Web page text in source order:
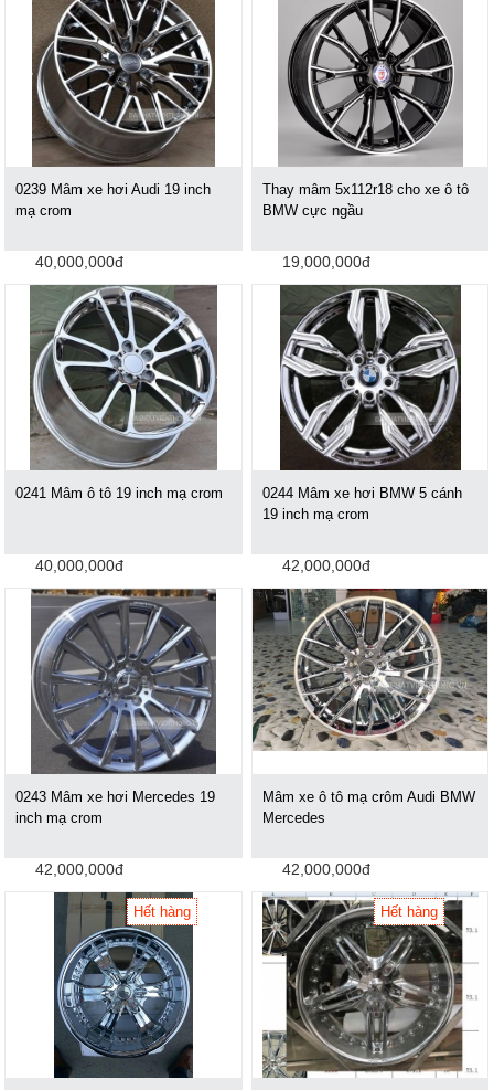
0239 Mâm xe hơi Audi 19 inch
mạ crom
40,000,000đ
Thay mâm 5x112r18 cho xe ô tô
BMW cực ngầu
19,000,000đ
0241 Mâm ô tô 19 inch mạ crom
40,000,000đ
0244 Mâm xe hơi BMW 5 cánh
19 inch mạ crom
42,000,000đ
0243 Mâm xe hơi Mercedes 19
inch mạ crom
42,000,000đ
Mâm xe ô tô mạ crôm Audi BMW
Mercedes
42,000,000đ
Hết hàng Hết hàng